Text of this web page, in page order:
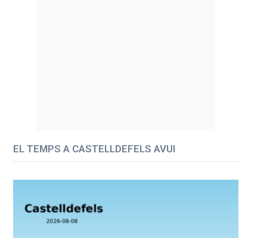
EL TEMPS A CASTELLDEFELS AVUI